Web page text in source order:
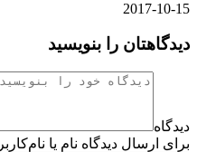
2017-10-15
دیدگاهتان را بنویسید
دیدگاه
برای ارسال دیدگاه نام یا